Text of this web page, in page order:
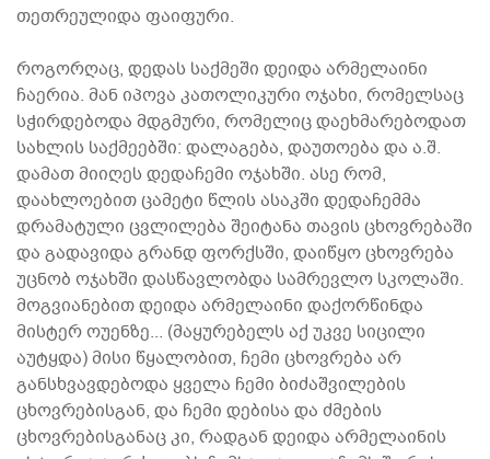
თეთრეულიდა ფაიფური.
როგორღაც, დედას საქმეში დეიდა არმელაინი
ჩაერია. მან იპოვა კათოლიკური ოჯახი, რომელსაც
სჭირდებოდა მდგმური, რომელიც დაეხმარებოდათ
სახლის საქმეებში: დალაგება, დაუთოება და ა.შ.
დამათ მიიღეს დედაჩემი ოჯახში. ასე რომ,
დაახლოებით ცამეტი წლის ასაკში დედაჩემმა
დრამატული ცვლილება შეიტანა თავის ცხოვრებაში
და გადავიდა გრანდ ფორქსში, დაიწყო ცხოვრება
უცნობ ოჯახში დასწავლობდა სამრევლო სკოლაში.
მოგვიანებით დეიდა არმელაინი დაქორწინდა
მისტერ ოუენზე... (მაყურებელს აქ უკვე სიცილი
აუტყდა) მისი წყალობით, ჩემი ცხოვრება არ
განსხვავდებოდა ყველა ჩემი ბიძაშვილების
ცხოვრებისგან, და ჩემი დებისა და ძმების
ცხოვრებისგანაც კი, რადგან დეიდა არმელაინის